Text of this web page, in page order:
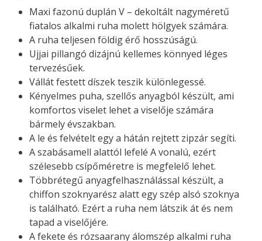
Maxi fazonú duplán V – dekoltált nagyméretű
fiatalos alkalmi ruha molett hölgyek számára.
A ruha teljesen földig érő hosszúságú.
Ujjai pillangó dizájnú kellemes könnyed léges
tervezésűek.
Vállát festett díszek teszik különlegessé.
Kényelmes puha, szellős anyagból készült, ami
komfortos viselet lehet a viselője számára
bármely évszakban.
A le és felvételt egy a hátán rejtett zipzár segíti.
A szabásamell alattól lefelé A vonalú, ezért
szélesebb csípőméretre is megfelelő lehet.
Többrétegű anyagfelhasználással készült, a
chiffon szoknyarész alatt egy szép alsó szoknya
is található. Ezért a ruha nem látszik át és nem
tapad a viselőjére.
A fekete és rózsaarany álomszép alkalmi ruha